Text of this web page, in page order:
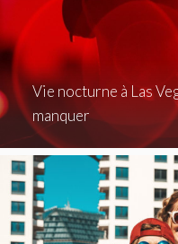
Vie nocturne à Las
manquer